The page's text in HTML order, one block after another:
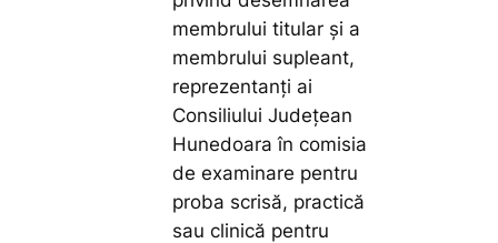
membrului titular şi a
membrului supleant,
reprezentanţi ai
Consiliului Judeţean
Hunedoara în comisia
de examinare pentru
proba scrisă, practică
sau clinică pentru